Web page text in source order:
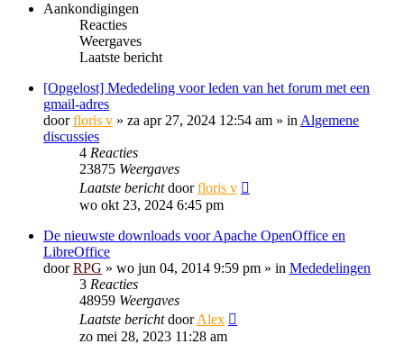
Aankondigingen
Reacties
Weergaves
Laatste bericht
[Opgelost] Mededeling voor leden van het forum met een
gmail-adres
doorfloris v » za apr 27, 2024 12:54 am » in Algemene
discussies
4 Reacties
23875 Weergaves
Laatste berichtdoorfloris v
wo okt 23, 2024 6:45 pm
De nieuwste downloads voor Apache OpenOffice en
LibreOffice
doorRPG » wo jun 04, 2014 9:59 pm » in Mededelingen
3 Reacties
48959 Weergaves
Laatste berichtdoorAlex
zo mei 28, 2023 11:28 am